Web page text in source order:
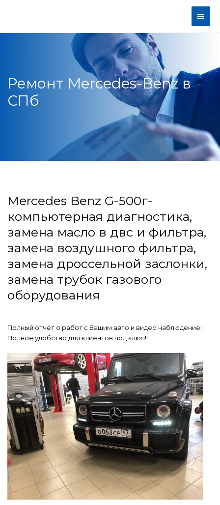
Ремонт Mercedes-Benz в
СПб
Mercedes Benz G-500г-
компьютерная диагностика,
замена масло в двс и фильтра,
замена воздушного фильтра,
замена дроссельной заслонки,
замена трубок газового
оборудования
Полный отчёт о работ с Вашим авто и видео наблюдение!
Полное удобство для клиентов под ключ!!